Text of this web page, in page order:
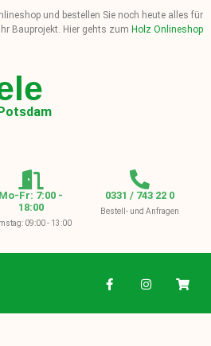
und bestellen Sie noch heute alles für
Ihr Bauprojekt. Hier gehts zum Holz Onlineshop
Mo-Fr: 7:00 -
18:00
09:00 - 13:00
0331 / 743 22 0
Bestell- und Anfragen